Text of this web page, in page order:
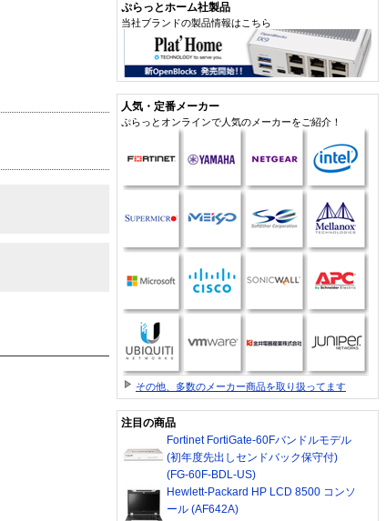
ぷらっとホーム社製品
当社ブランドの製品情報はこちら
人気・定番メーカー
ぷらっとオンラインで人気のメーカーをご紹介！
その他、多数のメーカー商品を取り扱ってます
注目の商品
Fortinet FortiGate-60Fバンドルモデル
(初年度先出しセンドバック保守付)
(FG-60F-BDL-US)
Hewlett-Packard HP LCD 8500 コンソ
ール (AF642A)